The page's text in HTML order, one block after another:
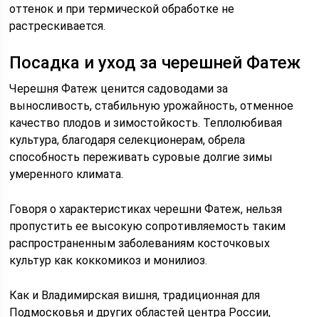
оттенок и при термической обработке не
растрескивается.
Посадка и уход за черешней Фатеж
Черешня Фатеж ценится садоводами за
выносливость, стабильную урожайность, отменное
качество плодов и зимостойкость. Теплолюбивая
культура, благодаря селекционерам, обрела
способность переживать суровые долгие зимы
умеренного климата.
Говоря о характеристиках черешни Фатеж, нельзя
пропустить ее высокую сопротивляемость таким
распространенным заболеваниям косточковых
культур как коккомикоз и монилиоз.
Как и Владимирская вишня, традиционная для
Подмосковья и других областей центра России,